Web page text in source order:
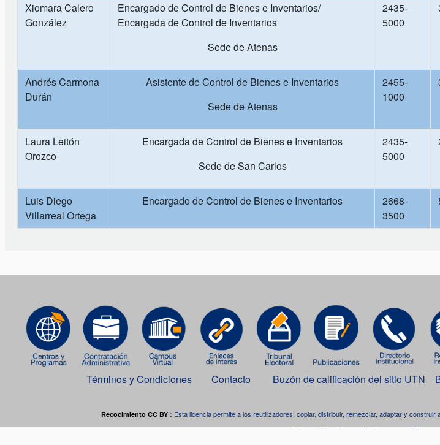
Xiomara Calero
González
Encargado de Control de Bienes e Inventarios/
Encargada de Control de Inventarios
Sede de Atenas
2435-
5000
Andrés Carmona
Durán
Asistente de Control de Bienes e Inventarios
Sede de Atenas
2455-
1000
Laura Leitón
Orozco
Encargada de Control de Bienes e Inventarios
Sede de San Carlos
2435-
5000
Luis Diego
Villarreal Ortega
Encargado de Control de Bienes e Inventarios
2668-
3500
Términos y Condiciones Contacto Buzón de calificación del sitio UTN
Recocimiento CC BY : Esta licencia permite a los reutilizadores: copiar, distribuir, remezclar, adaptar y
Incluso, la licencia permite el uso comercial,